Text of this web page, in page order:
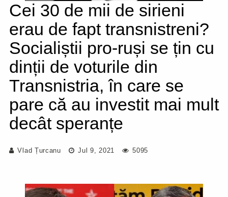
Cei 30 de mii de sirieni
erau de fapt transnistreni?
Socialiștii pro-ruși se țin cu
dinții de voturile din
Transnistria, în care se
pare că au investit mai mult
decât speranțe
Vlad Țurcanu Jul 9, 2021 5095